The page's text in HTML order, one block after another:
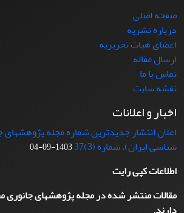
صفحه اصلی
درباره نشریه
اعضای هیات تحریریه
ارسال مقاله
تماس با ما
نقشه سایت
اخبار و اعلانات
اعلان انتشار جدیدترین شماره مجله
شناسی ایران)، شماره (3)37
1403-09-04
اطلاعات کپی رایت
مقالات منتشر شده در مجله پژوهشهای جانوری